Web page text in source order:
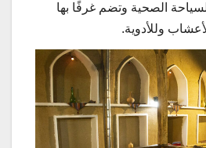
الصحية وتضم غرفًا بها
وللأدوية.